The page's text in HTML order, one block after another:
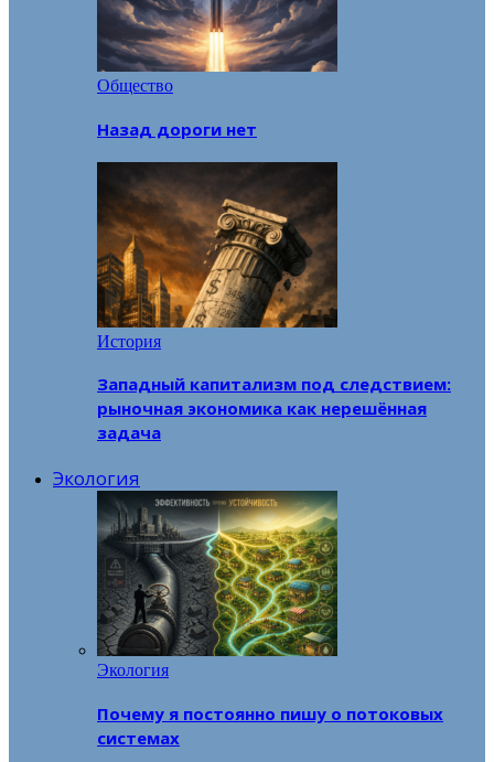
Общество
Назад дороги нет
История
Западный капитализм под следствием:
рыночная экономика как нерешённая
задача
Экология
Экология
Почему я постоянно пишу о потоковых
системах